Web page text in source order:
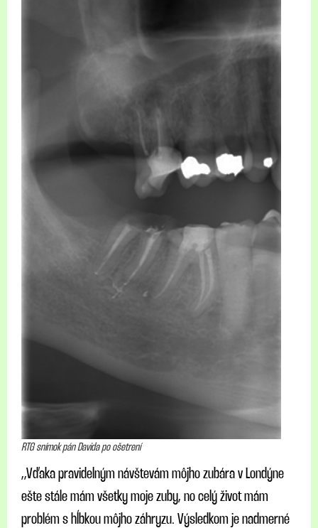
RTG snímok pán Davida po ošetrení
,,Vďaka pravidelným návštevám môjho zubára v Londýne
ešte stále mám všetky moje zuby, no celý život mám
problém s hĺbkou môjho záhryzu. Výsledkom je nadmerné